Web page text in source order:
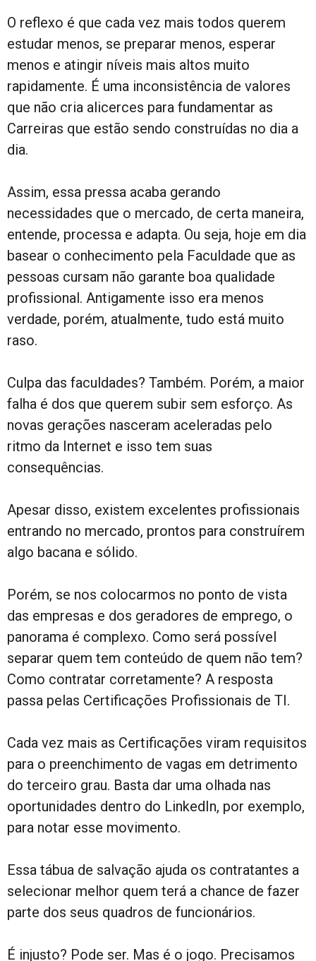
O reflexo é que cada vez mais todos querem
estudar menos, se preparar menos, esperar
menos e atingir níveis mais altos muito
rapidamente. É uma inconsistência de valores
que não cria alicerces para fundamentar as
Carreiras que estão sendo construídas no dia a
dia.
Assim, essa pressa acaba gerando
necessidades que o mercado, de certa maneira,
entende, processa e adapta. Ou seja, hoje em dia
basear o conhecimento pela Faculdade que as
pessoas cursam não garante boa qualidade
profissional. Antigamente isso era menos
verdade, porém, atualmente, tudo está muito
raso.
Culpa das faculdades? Também. Porém, a maior
falha é dos que querem subir sem esforço. As
novas gerações nasceram aceleradas pelo
ritmo da Internet e isso tem suas
consequências.
Apesar disso, existem excelentes profissionais
entrando no mercado, prontos para construírem
algo bacana e sólido.
Porém, se nos colocarmos no ponto de vista
das empresas e dos geradores de emprego, o
panorama é complexo. Como será possível
separar quem tem conteúdo de quem não tem?
Como contratar corretamente? A resposta
passa pelas Certificações Profissionais de TI.
Cada vez mais as Certificações viram requisitos
para o preenchimento de vagas em detrimento
do terceiro grau. Basta dar uma olhada nas
oportunidades dentro do LinkedIn, por exemplo,
para notar esse movimento.
Essa tábua de salvação ajuda os contratantes a
selecionar melhor quem terá a chance de fazer
parte dos seus quadros de funcionários.
É injusto? Pode ser. Mas é o jogo. Precisamos